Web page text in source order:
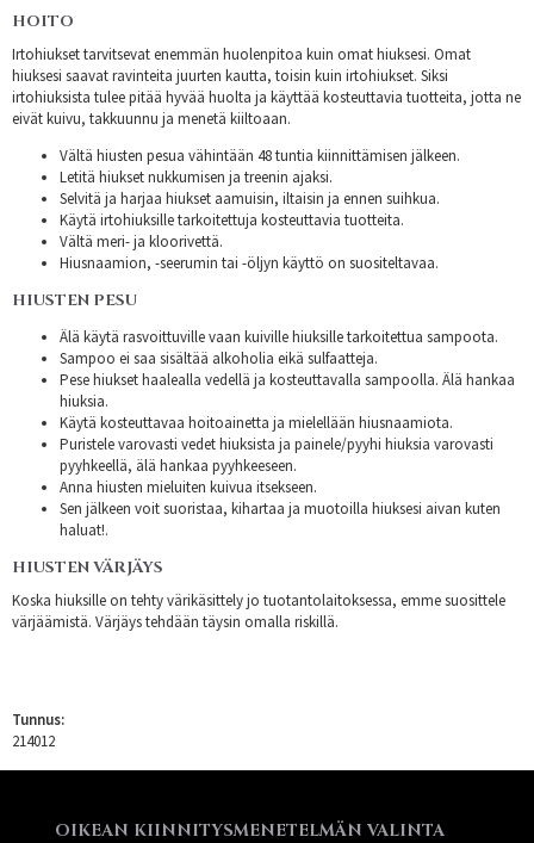
HOITO
Irtohiukset tarvitsevat enemmän huolenpitoa kuin omat hiuksesi. Omat
hiuksesi saavat ravinteita juurten kautta, toisin kuin irtohiukset. Siksi
irtohiuksista tulee pitää hyvää huolta ja käyttää kosteuttavia tuotteita, jotta ne
eivät kuivu, takkuunnu ja menetä kiiltoaan.
Vältä hiusten pesua vähintään 48 tuntia kiinnittämisen jälkeen.
Letitä hiukset nukkumisen ja treenin ajaksi.
Selvitä ja harjaa hiukset aamuisin, iltaisin ja ennen suihkua.
Käytä irtohiuksille tarkoitettuja kosteuttavia tuotteita.
Vältä meri- ja kloorivettä.
Hiusnaamion, -seerumin tai -öljyn käyttö on suositeltavaa.
HIUSTEN PESU
Älä käytä rasvoittuville vaan kuiville hiuksille tarkoitettua sampoota.
Sampoo ei saa sisältää alkoholia eikä sulfaatteja.
Pese hiukset haalealla vedellä ja kosteuttavalla sampoolla. Älä hankaa
hiuksia.
Käytä kosteuttavaa hoitoainetta ja mielellään hiusnaamiota.
Puristele varovasti vedet hiuksista ja painele/pyyhi hiuksia varovasti
pyyhkeellä, älä hankaa pyyhkeeseen.
Anna hiusten mieluiten kuivua itsekseen.
Sen jälkeen voit suoristaa, kihartaa ja muotoilla hiuksesi aivan kuten
haluat!.
HIUSTEN VÄRJÄYS
Koska hiuksille on tehty värikäsittely jo tuotantolaitoksessa, emme suosittele
värjäämistä. Värjäys tehdään täysin omalla riskillä.
Tunnus:
214012
OIKEAN KIINNITYSMENETELMÄN VALINTA